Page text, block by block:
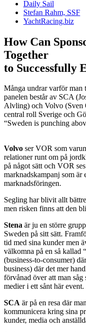
Daily Sail
Stefan Rahm, SSF
YachtRacing.biz
How Can
Together
to Successfully
Många undrar varför
panelen består av SCA
Alvling) och Volvo (Sven
central roll Sverige och
“Sweden is punching
Volvo ser VOR som
relationer runt om på
på något sätt och VOR
marknadskampanj som
marknadsföringen.
Segling har blivit allt
men risken finns att den
Stena är ju en större
Sweden på sitt sätt.
tid med sina kunder men
välkomna på en så kallad
(business-to-consumer)
business) där det mer
förvånad över att man såg
medier i ett sånt här event.
SCA är på en resa där
kommunicera kring sina
kunder, media och